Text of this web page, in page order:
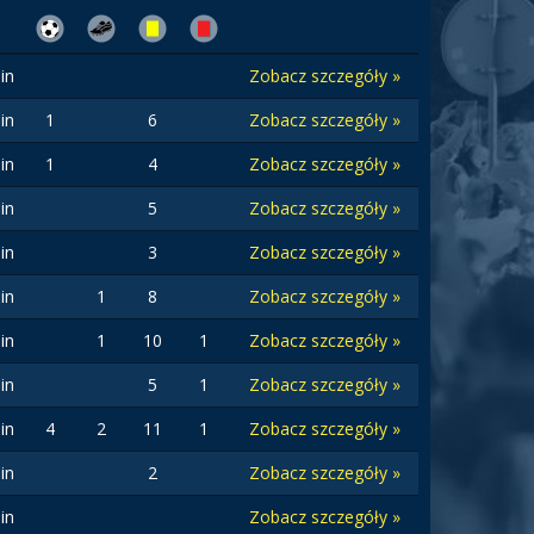
Zobacz szczegóły »
1 6
Zobacz szczegóły »
1 4
Zobacz szczegóły »
5
Zobacz szczegóły »
3
Zobacz szczegóły »
1 8
Zobacz szczegóły »
1 10 1
Zobacz szczegóły »
5 1
Zobacz szczegóły »
4 2 11 1
Zobacz szczegóły »
2
Zobacz szczegóły »
Zobacz szczegóły »